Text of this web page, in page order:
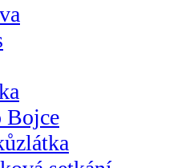
Bojce